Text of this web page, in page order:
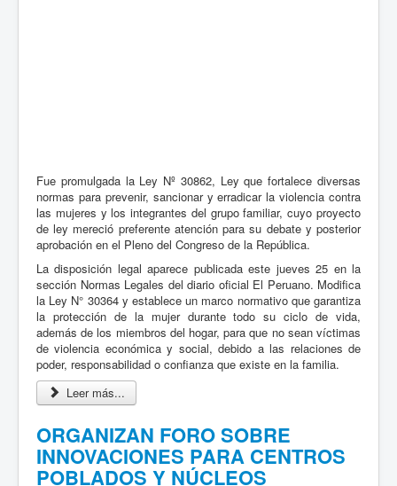
Fue promulgada la Ley Nº 30862, Ley que fortalece diversas
normas para prevenir, sancionar y erradicar la violencia contra
las mujeres y los integrantes del grupo familiar, cuyo proyecto
de ley mereció preferente atención para su debate y posterior
aprobación en el Pleno del Congreso de la República.
La disposición legal aparece publicada este jueves 25 en la
sección Normas Legales del diario oficial El Peruano. Modifica
la Ley N° 30364 y establece un marco normativo que garantiza
la protección de la mujer durante todo su ciclo de vida,
además de los miembros del hogar, para que no sean víctimas
de violencia económica y social, debido a las relaciones de
poder, responsabilidad o confianza que existe en la familia.
Leer más...
ORGANIZAN FORO SOBRE
INNOVACIONES PARA CENTROS
POBLADOS Y NÚCLEOS